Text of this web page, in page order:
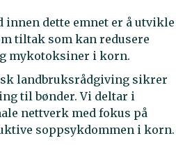
innen dette emnet er å utvikle
tiltak som kan redusere
mykotoksiner i korn.
landbruksrådgiving sikrer
til bønder. Vi deltar i
nettverk med fokus på
soppsykdommen i korn.